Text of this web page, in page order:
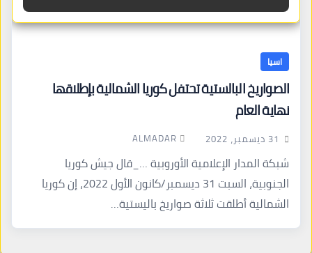
اسيا
الصواريخ البالستية تحتفل كوريا الشمالية بإطلاقها
نهاية العام
31 ديسمبر، 2022 ALMADAR
شبكة المدار الإعلامية الأوروبية …_قال جيش كوريا
الجنوبية، السبت 31 ديسمبر/كانون الأول 2022، إن كوريا
الشمالية أطلقت ثلاثة صواريخ باليستية…